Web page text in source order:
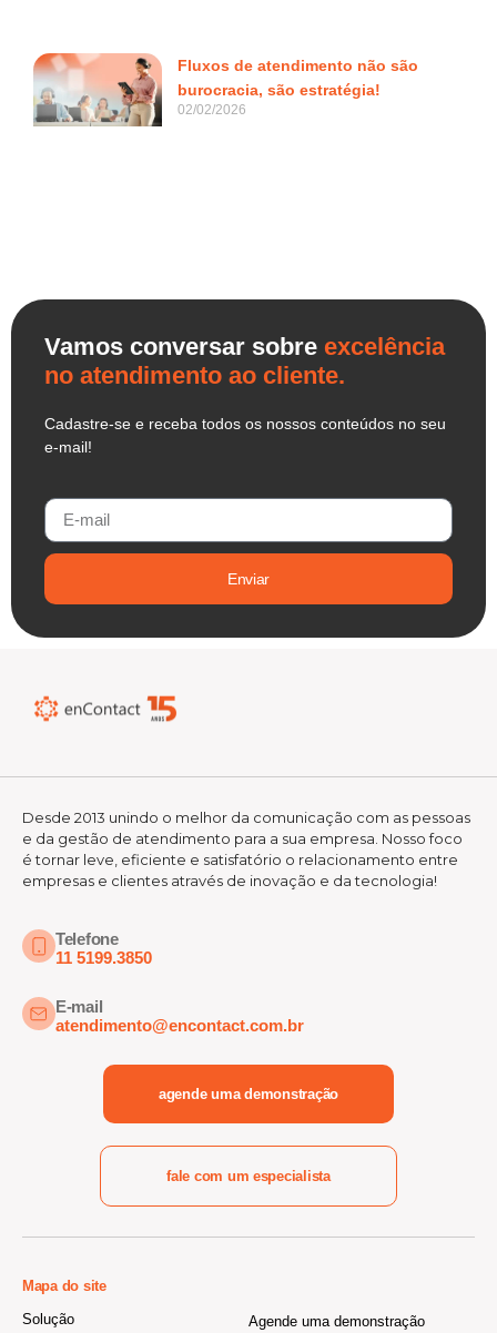
Fluxos de atendimento não são
burocracia, são estratégia!
02/02/2026
Vamos conversar sobre excelência
no atendimento ao cliente.
Cadastre-se e receba todos os nossos conteúdos no seu
e-mail!
Enviar
Desde 2013 unindo o melhor da comunicação com as pessoas
e da gestão de atendimento para a sua empresa. Nosso foco
é tornar leve, eficiente e satisfatório o relacionamento entre
empresas e clientes através de inovação e da tecnologia!
Telefone
11 5199.3850
E-mail
atendimento@encontact.com.br
agende uma demonstração
fale com um especialista
Mapa do site
Solução
Agende uma demonstração